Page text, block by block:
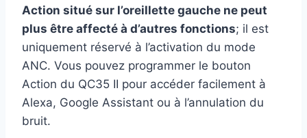
Action situé sur l’oreillette gauche ne peut
plus être affecté à d’autres fonctions; il est
uniquement réservé à l’activation du mode
ANC. Vous pouvez programmer le bouton
Action du QC35 II pour accéder facilement à
Alexa, Google Assistant ou à l’annulation du
bruit.